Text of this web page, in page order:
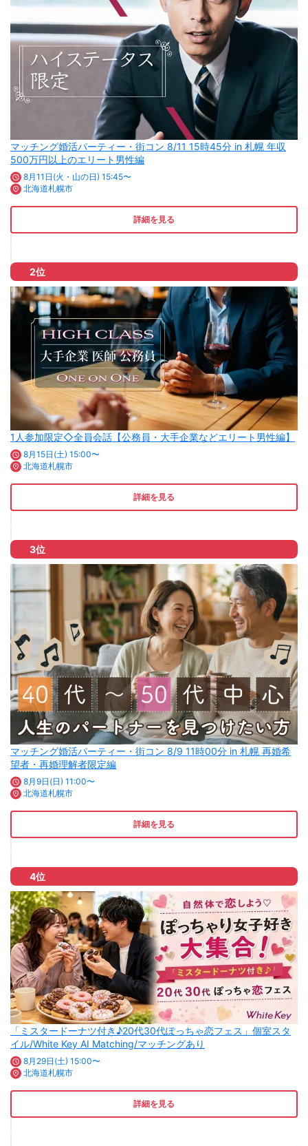
マッチング婚活パーティー・街コン 8/11 15時45分 in 札幌 年収
500万円以上のエリート男性編
8月11日(火・山の日) 15:45〜
北海道札幌市
詳細を見る
2位
1人参加限定◇全員会話【公務員・大手企業などエリート男性編】
8月15日(土) 15:00〜
北海道札幌市
詳細を見る
3位
マッチング婚活パーティー・街コン 8/9 11時00分 in 札幌 再婚希
望者・再婚理解者限定編
8月9日(日) 11:00〜
北海道札幌市
詳細を見る
4位
「ミスタードーナツ付き♪20代30代ぽっちゃ恋フェス」個室スタ
イル/White Key AI Matching/マッチングあり
8月29日(土) 15:00〜
北海道札幌市
詳細を見る